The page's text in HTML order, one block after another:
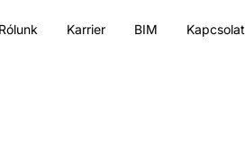
Rólunk Karrier BIM Kapcsolat